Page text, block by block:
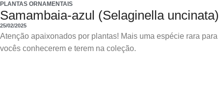
PLANTAS ORNAMENTAIS
Samambaia-azul (Selaginella uncinata)
25/02/2025
Atenção apaixonados por plantas! Mais uma espécie rara para
vocês conhecerem e terem na coleção.